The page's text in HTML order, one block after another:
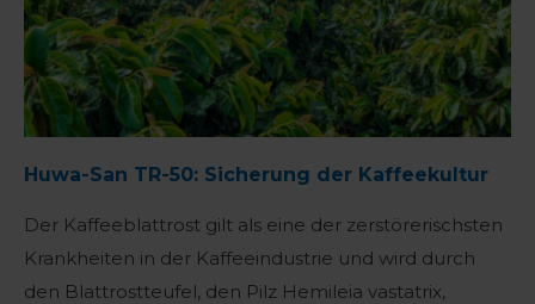
Huwa-San TR-50: Sicherung der Kaffeekultur
Der Kaffeeblattrost gilt als eine der zerstörerischsten
Krankheiten in der Kaffeeindustrie und wird durch
den Blattrostteufel, den Pilz Hemileia vastatrix,